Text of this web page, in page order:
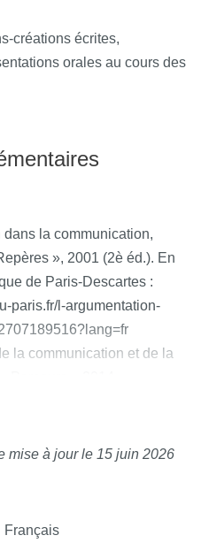
créations écrites,
orales au cours des
dans la communication,
», 2001 (2è éd.). En
de Paris-Descartes :
paris.fr/l-argumentation-
la communication et de la
textes de
mise à jour le 15 juin 2026
Français